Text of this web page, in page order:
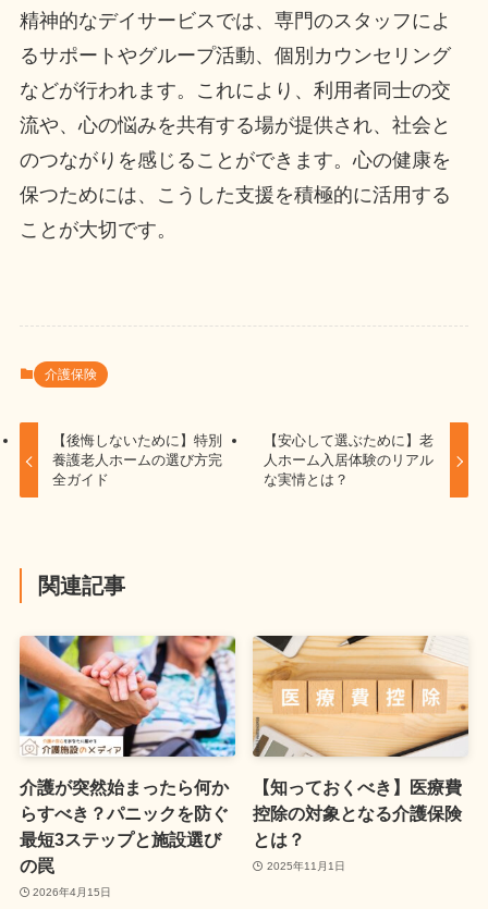
精神的なデイサービスでは、専門のスタッフによ
るサポートやグループ活動、個別カウンセリング
などが行われます。これにより、利用者同士の交
流や、心の悩みを共有する場が提供され、社会と
のつながりを感じることができます。心の健康を
保つためには、こうした支援を積極的に活用する
ことが大切です。
介護保険
【後悔しないために】特別
養護老人ホームの選び方完
全ガイド
【安心して選ぶために】老
人ホーム入居体験のリアル
な実情とは？
関連記事
介護が突然始まったら何か
らすべき？パニックを防ぐ
最短3ステップと施設選び
の罠
2026年4月15日
【知っておくべき】医療費
控除の対象となる介護保険
とは？
2025年11月1日